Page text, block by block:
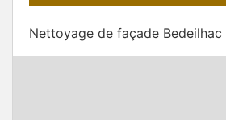
Nettoyage de façade Bedeilhac